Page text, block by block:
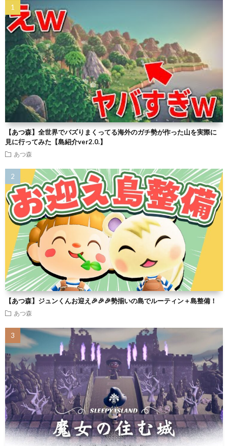
【あつ森】全世界でバズりまくってる海外のガチ勢が作った山を実際に
見に行ってみた【島紹介ver2.0.】
あつ森
【あつ森】ジュンくんお迎え🎉🎉🎉勢揃いの島でルーティン＋島整備！
あつ森